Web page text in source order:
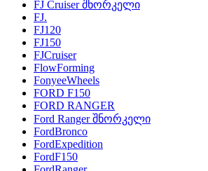
FJ Cruiser შნორკელი
FJ.
FJ120
FJ150
FJCruiser
FlowForming
FonyeeWheels
FORD F150
FORD RANGER
Ford Ranger შნორკელი
FordBronco
FordExpedition
FordF150